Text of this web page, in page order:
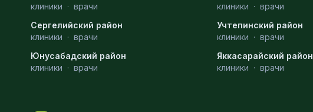
клиники · врачи
клиники · врачи
Сергелийский район
клиники · врачи
Учтепинский район
клиники · врачи
Юнусабадский район
клиники · врачи
Яккасарайский район
клиники · врачи